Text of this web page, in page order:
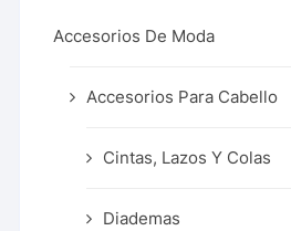
Accesorios De Moda
Accesorios Para Cabello
Cintas, Lazos Y Colas
Diademas